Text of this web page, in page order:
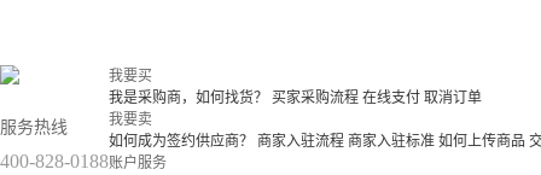
服务热线
400-828-0188
我要买
我是采购商，如何找货？
买家采购流程 在线支付 取消订单
我要卖
如何成为签约供应商？
商家入驻流程 商家入驻标准 如何上传商品
账户服务